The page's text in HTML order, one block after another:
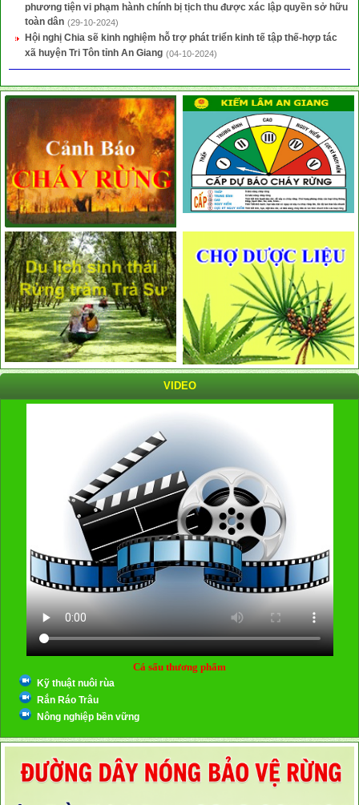
phương tiện vi phạm hành chính bị tịch thu được xác lập quyền sở hữu
toàn dân (29-10-2024)
Hội nghị Chia sẽ kinh nghiệm hỗ trợ phát triển kinh tế tập thế-hợp tác
xã huyện Tri Tôn tỉnh An Giang (04-10-2024)
VIDEO
Cá sấu thương phẩm
Kỹ thuật nuôi rùa
Rắn Ráo Trâu
Nông nghiệp bền vững